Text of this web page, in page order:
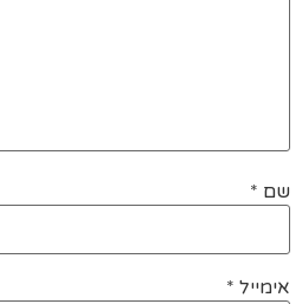
שם *
אימייל *